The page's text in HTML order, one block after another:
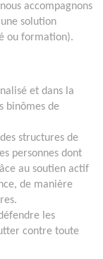
accompagnons
solution
ou formation).
et dans la
binômes de
structures de
personnes dont
au soutien actif
de manière
les
contre toute